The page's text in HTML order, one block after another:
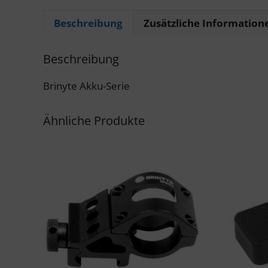
Beschreibung Zusätzliche
Beschreibung
Brinyte Akku-Serie
Ähnliche Produkte